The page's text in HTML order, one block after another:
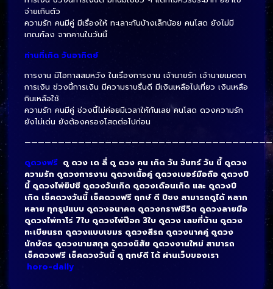
จ่ายเกินตัว
ความรัก คนมีคู่ มีเรื่องให้ ทะเลาะกันบ้างเล็กน้อย คนโสด ยังไม่มี
เกณฑ์ลง จากคานในวันนี้
ท่านที่เกิด วันอาทิตย์
การงาน มีโอกาสสมหวัง ในเรื่องการงาน เจ้านายรัก เจ้านายเมตตา
การเงิน ช่วงนี้การเงิน มีความราบรื่นดี มีเงินเหลือไปเที่ยว เงินเหลือ
กินเหลือใช้
ความรัก คนมีคู่ ช่วงนี้ไม่ค่อยมีเวลาให้กันเลย คนโสด ดวงความรัก
ยังไม่เด่น ยังต้องครองโสดต่อไปก่อน
ดูดวงฟรี ดู ดวง เด ลี่ ดู ดวง คน เกิด วัน จันทร์ วัน นี้ ดูดวง
ความรัก ดูดวงการงาน ดูดวงเนื้อคู่ ดูดวงเบอร์มือถือ ดูดวงปี
นี้ ดูดวงไพ่ยิปซี ดูดวงวันเกิด ดูดวงเดือนเกิด และ ดูดวงปี
เกิด เช็คดวงวันนี้ เช็คดวงฟรี ฤกษ์ ดี ปีชง สามารถดูได้ หลาก
หลาย ทุกรูปแบบ ดูดวงอนาคต ดูดวงกราฟชีวิต ดูดวงลายมือ
ดูดวงไพ่ทาโร่ 7ใบ ดูดวงไพ่ป๊อก 3ใบ ดูดวง เลขที่บ้าน ดูดวง
ทะเบียนรถ ดูดวงแบบเขมร ดูดวงสีรถ ดูดวงนาคคู่ ดูดวง
นักษัตร ดูดวงนามสกุล ดูดวงนิสัย ดูดวงงานใหม่ สามารถ
เช็คดวงฟรี เช็คดวงวันนี้ ดู ฤกษ์ดี ได้ ผ่านเว็บของเรา
horo-daily